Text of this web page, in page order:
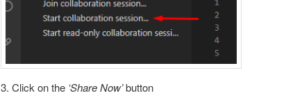
3. Click on the ‘Share Now’button